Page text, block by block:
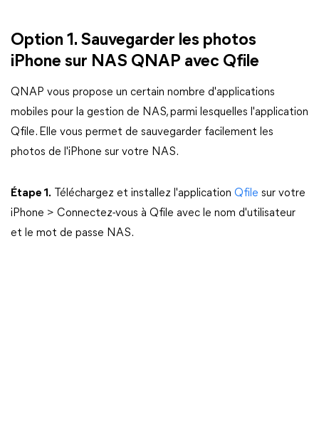
Option 1. Sauvegarder les photos
iPhone sur NAS QNAP avec Qfile
QNAP vous propose un certain nombre d'applications
mobiles pour la gestion de NAS, parmi lesquelles l'application
Qfile. Elle vous permet de sauvegarder facilement les
photos de l'iPhone sur votre NAS.
Étape 1. Téléchargez et installez l'application Qfile sur votre
iPhone > Connectez-vous à Qfile avec le nom d'utilisateur
et le mot de passe NAS.